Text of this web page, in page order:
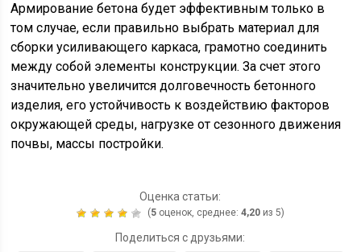
Армирование бетона будет эффективным только в
том случае, если правильно выбрать материал для
сборки усиливающего каркаса, грамотно соединить
между собой элементы конструкции. За счет этого
значительно увеличится долговечность бетонного
изделия, его устойчивость к воздействию факторов
окружающей среды, нагрузке от сезонного движения
почвы, массы постройки.
Оценка статьи:
(5оценок, среднее: 4,20из 5)
Поделиться с друзьями: